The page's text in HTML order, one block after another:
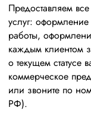
Предоставляем
услуг: оформление
работы,
каждым клиентом
о текущем статусе
коммерческое
или звоните по
РФ).